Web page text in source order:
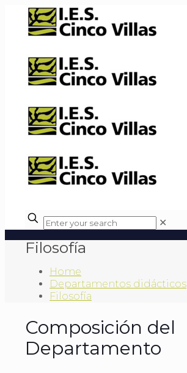
✕
Filosofía
Home
Departamentos didácticos
Filosofía
Composición del
Departamento